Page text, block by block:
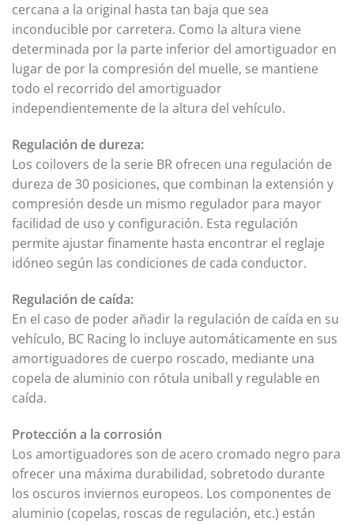
cercana a la original hasta tan baja que sea
inconducible por carretera. Como la altura viene
determinada por la parte inferior del amortiguador en
lugar de por la compresión del muelle, se mantiene
todo el recorrido del amortiguador
independientemente de la altura del vehículo.
Regulación de dureza:
Los coilovers de la serie BR ofrecen una regulación de
dureza de 30 posiciones, que combinan la extensión y
compresión desde un mismo regulador para mayor
facilidad de uso y configuración. Esta regulación
permite ajustar finamente hasta encontrar el reglaje
idóneo según las condiciones de cada conductor.
Regulación de caída:
En el caso de poder añadir la regulación de caída en su
vehículo, BC Racing lo incluye automáticamente en sus
amortiguadores de cuerpo roscado, mediante una
copela de aluminio con rótula uniball y regulable en
caída.
Protección a la corrosión
Los amortiguadores son de acero cromado negro para
ofrecer una máxima durabilidad, sobretodo durante
los oscuros inviernos europeos. Los componentes de
aluminio (copelas, roscas de regulación, etc.) están